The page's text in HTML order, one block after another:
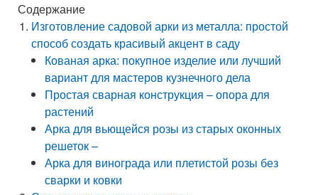
Содержание
Изготовление садовой арки из металла: простой
способ создать красивый акцент в саду
Кованая арка: покупное изделие или лучший
вариант для мастеров кузнечного дела
Простая сварная конструкция – опора для
растений
Арка для вьющейся розы из старых оконных
решеток –
Арка для винограда или плетистой розы без
сварки и ковки